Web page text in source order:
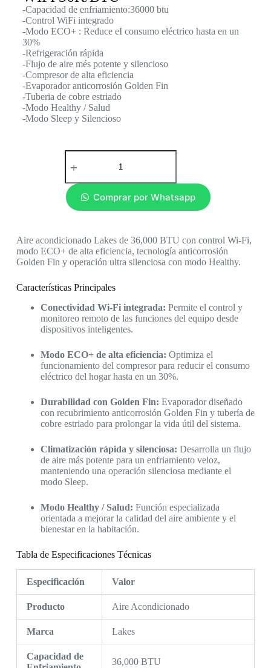
-Capacidad de enfriamiento:36000 btu
-Control WiFi integrado
-Modo ECO+ : Reduce eI consumo eléctrico hasta en un
30%
-Refrigeración rápida
-Flujo de aire més potente y silencioso
-Compresor de alta eficiencia
-Evaporador anticorrosión Golden Fin
-Tuberia de cobre estriado
-Modo Healthy / Salud
-Modo Sleep y Silencioso
Comprar por Whatsapp
Aire acondicionado Lakes de 36,000 BTU con control Wi-Fi,
modo ECO+ de alta eficiencia, tecnología anticorrosión
Golden Fin y operación ultra silenciosa con modo Healthy.
Características Principales
Conectividad Wi-Fi integrada: Permite el control y
monitoreo remoto de las funciones del equipo desde
dispositivos inteligentes.
Modo ECO+ de alta eficiencia: Optimiza el
funcionamiento del compresor para reducir el consumo
eléctrico del hogar hasta en un 30%.
Durabilidad con Golden Fin: Evaporador diseñado
con recubrimiento anticorrosión Golden Fin y tubería de
cobre estriado para prolongar la vida útil del sistema.
Climatización rápida y silenciosa: Desarrolla un flujo
de aire más potente para un enfriamiento veloz,
manteniendo una operación silenciosa mediante el
modo Sleep.
Modo Healthy / Salud: Función especializada
orientada a mejorar la calidad del aire ambiente y el
bienestar en la habitación.
Tabla de Especificaciones Técnicas
Especificación Valor
Producto Aire Acondicionado
Marca Lakes
Capacidad de
36,000 BTU